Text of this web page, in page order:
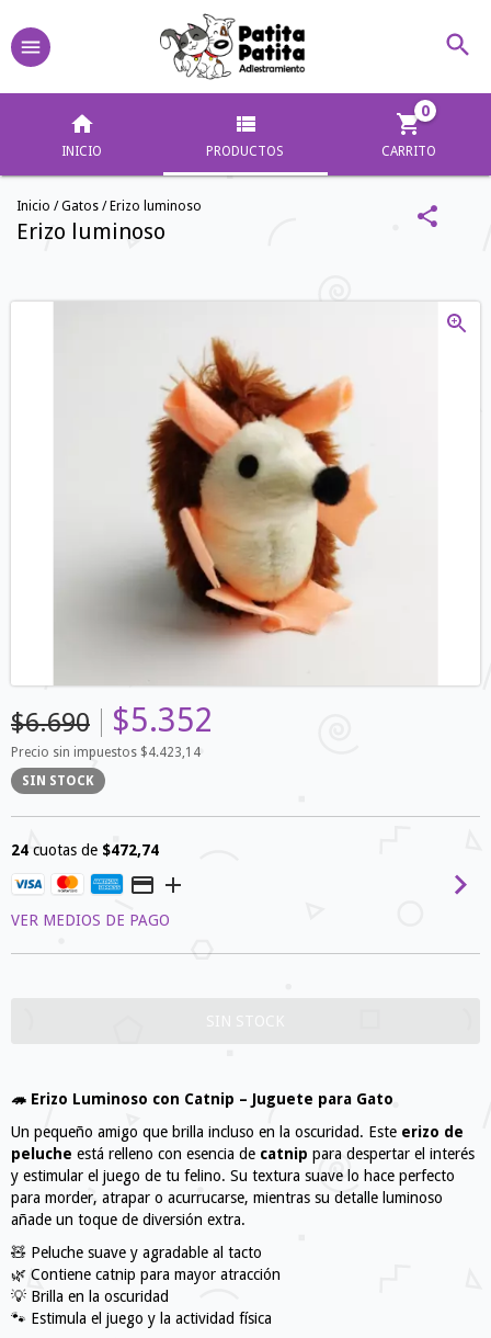
INICIO PRODUCTOS CARRITO
0
Inicio / Gatos / Erizo luminoso
Erizo luminoso
$6.690 $5.352
Precio sin impuestos $4.423,14
SIN STOCK
24 cuotas de $472,74
VER MEDIOS DE PAGO
🦔 Erizo Luminoso con Catnip – Juguete para Gato
Un pequeño amigo que brilla incluso en la oscuridad. Este erizo de
peluche está relleno con esencia de catnip para despertar el interés
y estimular el juego de tu felino. Su textura suave lo hace perfecto
para morder, atrapar o acurrucarse, mientras su detalle luminoso
añade un toque de diversión extra.
🧸 Peluche suave y agradable al tacto
🌿 Contiene catnip para mayor atracción
💡 Brilla en la oscuridad
🐾 Estimula el juego y la actividad física